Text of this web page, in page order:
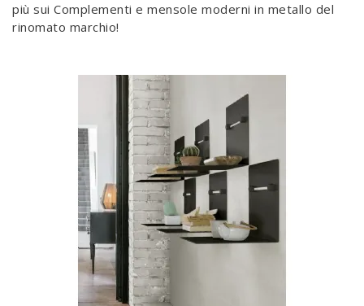
più sui Complementi e mensole moderni in metallo del
rinomato marchio!